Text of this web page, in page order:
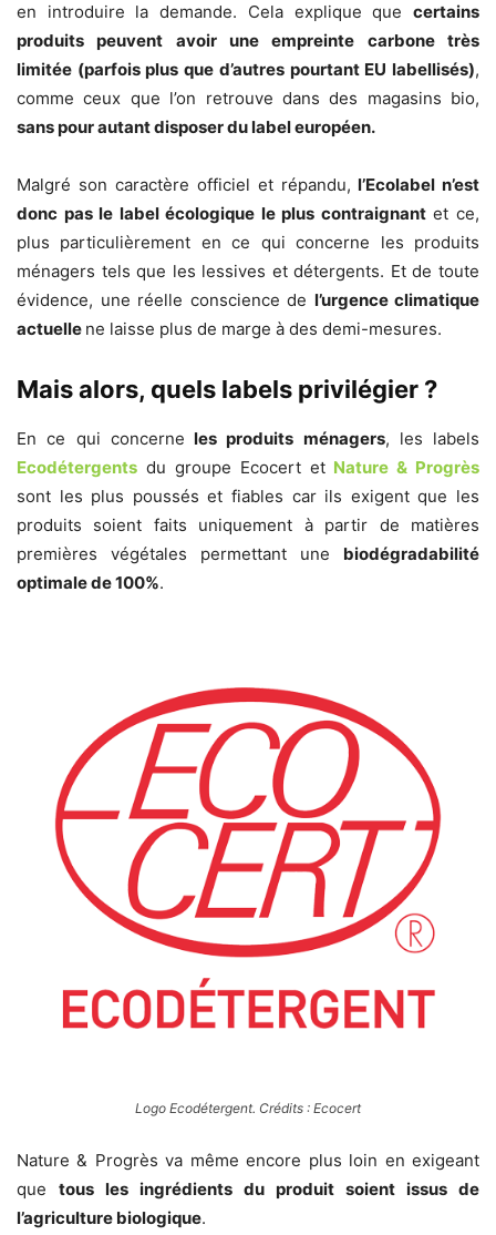
en introduire la demande. Cela explique que certains
produits peuvent avoir une empreinte carbone très
limitée (parfois plus que d’autres pourtant EU labellisés),
comme ceux que l’on retrouve dans des magasins bio,
sans pour autant disposer du label européen.
Malgré son caractère officiel et répandu, l’Ecolabel n’est
donc pas le label écologique le plus contraignantet ce,
plus particulièrement en ce qui concerne les produits
ménagers tels que les lessives et détergents. Et de toute
évidence, une réelle conscience de l’urgence climatique
actuelle ne laisse plus de marge à des demi-mesures.
Mais alors, quels labels privilégier ?
En ce qui concerne les produits ménagers, les labels
Ecodétergents du groupe Ecocert et Nature & Progrès
sont les plus poussés et fiables car ils exigent que les
produits soient faits uniquement à partir de matières
premières végétales permettant une biodégradabilité
optimale de 100%.
Logo Ecodétergent. Crédits : Ecocert
Nature & Progrès va même encore plus loin en exigeant
que tous les ingrédients du produit soient issus de
l’agriculture biologique.